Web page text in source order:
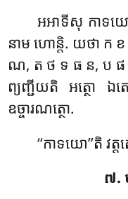
អអាទីសុ កាទយោ
នាម ហោន្តិ. យថា
ណ, ត ថ ទ ធ ន, ប
ព្យញ្ជីយតិ អត្ថោ ឯត
ឧច្ចារណត្ថោ.
‘‘កាទយោ’’តិ វត្ត
៧.